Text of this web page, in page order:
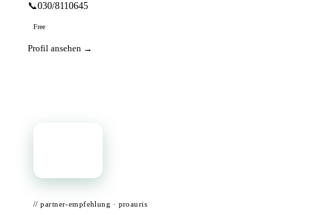
📞030/8110645
Free
Profil ansehen →
// partner-empfehlung · proauris